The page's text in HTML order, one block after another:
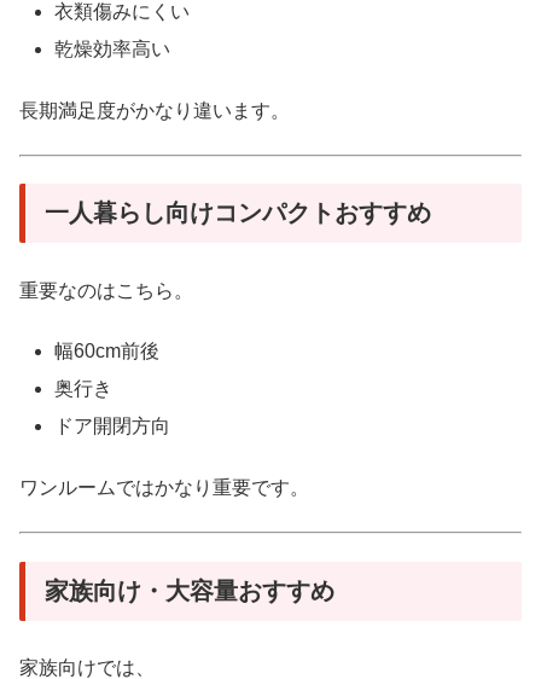
衣類傷みにくい
乾燥効率高い
長期満足度がかなり違います。
一人暮らし向けコンパクトおすすめ
重要なのはこちら。
幅60cm前後
奥行き
ドア開閉方向
ワンルームではかなり重要です。
家族向け・大容量おすすめ
家族向けでは、